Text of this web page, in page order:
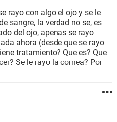
rayo con algo el ojo y se le
sangre, la verdad no se, es
del ojo, apenas se rayo
ahora (desde que se rayo
tratamiento? Que es? Que
Se le rayo la cornea? Por